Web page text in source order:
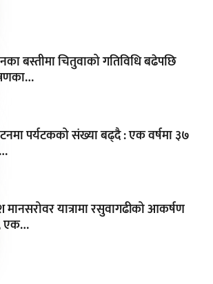
बस्तीमा चितुवाको गतिविधि बढेपछि
पर्यटकको संख्या बढ्दै : एक वर्षमा ३७
यात्रामा रसुवागढीको आकर्षण
एक…